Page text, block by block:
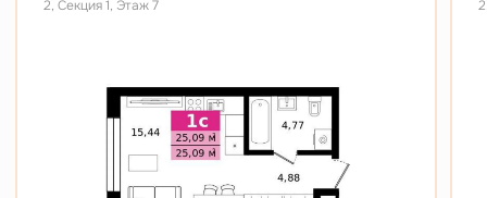
2, Секция 1, Этаж 7